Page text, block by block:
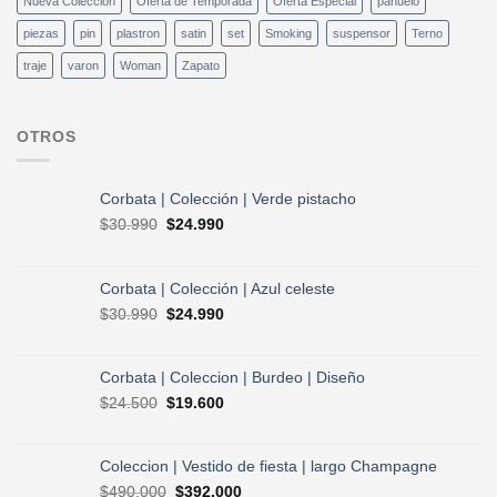
piezas pin plastron satin set Smoking suspensor Terno
traje varon Woman Zapato
OTROS
Corbata | Colección | Verde pistacho
$30.990 El
era:
$30.990.
$24.990El
es:
$24.990.
Corbata | Colección | Azul celeste
$30.990 El
era:
$30.990.
$24.990El
es:
Corbata | Coleccion | Burdeo | Diseño
$24.500 El
era:
$24.500.
$19.600El
es:
$19.600.
Coleccion | Vestido de fiesta | largo Champagne
$490.000 El
$392.000El